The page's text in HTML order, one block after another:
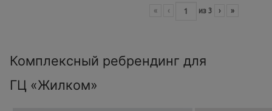
« ‹ из 3 › »
Комплексный ребрендинг для
ГЦ «Жилком»